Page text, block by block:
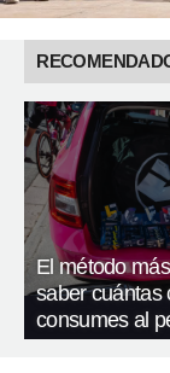
El método
saber cuántas
consumes al